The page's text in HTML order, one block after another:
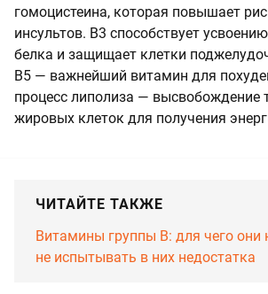
гомоцистеина, которая повышает
инсультов. В3 способствует
белка и защищает клетки
В5 — важнейший витамин для
процесс липолиза — высвобождение
жировых клеток для получения
ЧИТАЙТЕ ТАКЖЕ
Витамины группы B: для чего они
не испытывать в них недостатка